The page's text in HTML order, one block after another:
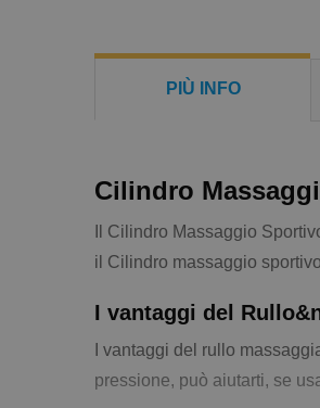
PIÙ INFO
Cilindro
Il Cilindro Massaggio
il Cilindro massaggio
I vantaggi del
I vantaggi del rullo
pressione, può aiutarti, se